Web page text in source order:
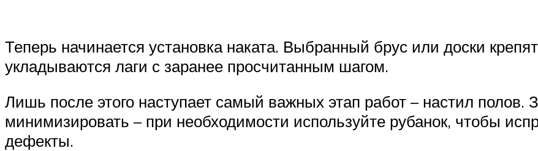
Теперь начинается установка наката. Выбранный брус или доски
укладываются лаги с заранее просчитанным шагом.
Лишь после этого наступает самый важных этап работ – настил
минимизировать – при необходимости используйте рубанок, чтобы
дефекты.